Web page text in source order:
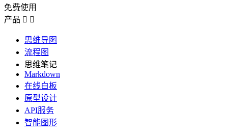
免费使用
产品  
思维导图
流程图
思维笔记
Markdown
在线白板
原型设计
API服务
智能图形